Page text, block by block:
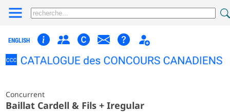
ENGLISH
Concurrent
Baillat Cardell & Fils + Iregular